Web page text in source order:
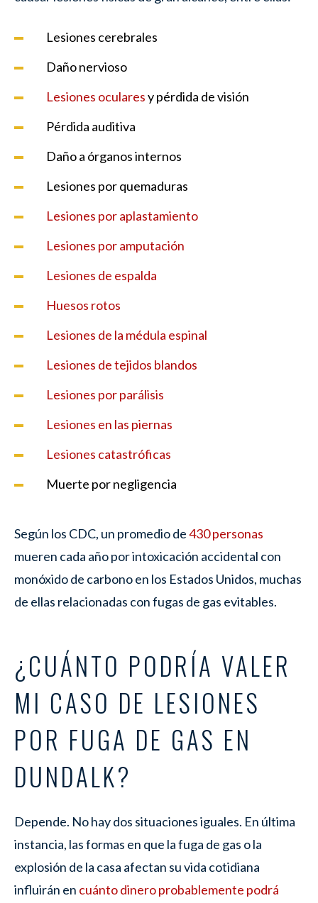
Lesiones cerebrales
Daño nervioso
Lesiones ocularesy pérdida de visión
Pérdida auditiva
Daño a órganos internos
Lesiones por quemaduras
Lesiones por aplastamiento
Lesiones por amputación
Lesiones de espalda
Huesos rotos
Lesiones de la médula espinal
Lesiones de tejidos blandos
Lesiones por parálisis
Lesiones en las piernas
Lesiones catastróficas
Muerte por negligencia
Según los CDC, un promedio de430 personas
mueren cada año por intoxicación accidental con
monóxido de carbono en los Estados Unidos, muchas
de ellas relacionadas con fugas de gas evitables.
¿CUÁNTO PODRÍA VALER
MI CASO DE LESIONES
POR FUGA DE GAS EN
DUNDALK?
Depende. No hay dos situaciones iguales. En última
instancia, las formas en que la fuga de gas o la
explosión de la casa afectan su vida cotidiana
influirán en cuánto dinero probablemente podrá